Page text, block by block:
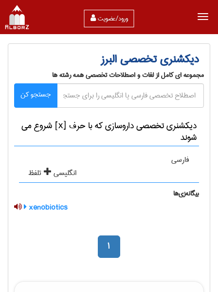
ورود/عضویت
دیکشنری تخصصی البرز
مجموعه ای کامل از لغات و اصطلاحات تخصصی همه رشته ها
جستجو کن
دیکشنری تخصصی داروسازی که با حرف [x] شروع می
شوند
فارسی
انگلیسی
تلفظ
بیگانه‌زی‌ها
xenobiotics
1